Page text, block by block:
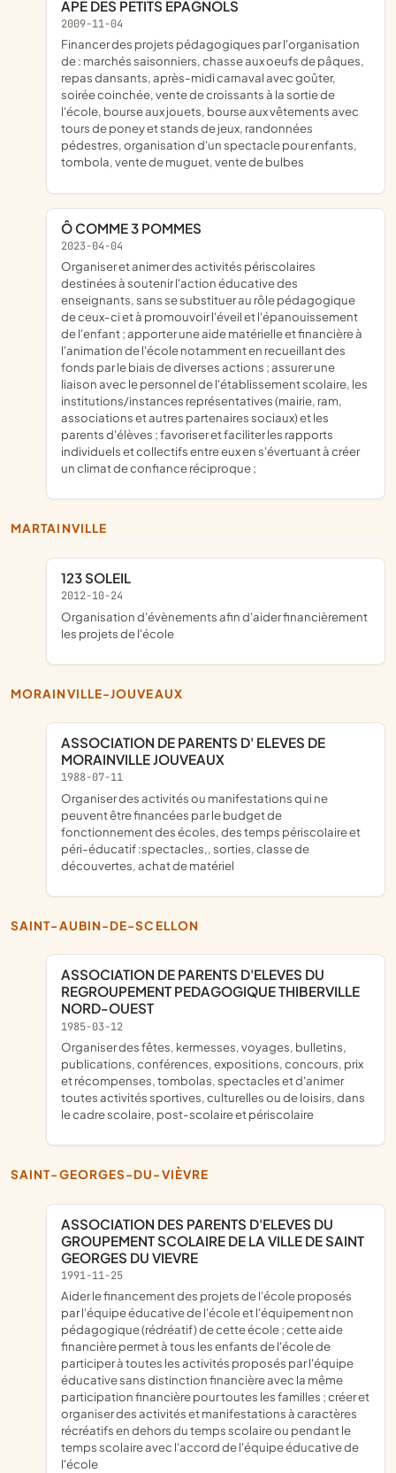
APE DES PETITS EPAGNOLS
2009-11-04
financer des projets pédagogiques par l'organisation
de : marchés saisonniers, chasse aux oeufs de pâques,
repas dansants, après-midi carnaval avec goûter,
soirée coinchée, vente de croissants à la sortie de
l'école, bourse aux jouets, bourse aux vêtements avec
tours de poney et stands de jeux, randonnées
pédestres, organisation d'un spectacle pour enfants,
tombola, vente de muguet, vente de bulbes
Ô COMME 3 POMMES
2023-04-04
organiser et animer des activités périscolaires
destinées à soutenir l'action éducative des
enseignants, sans se substituer au rôle pédagogique
de ceux-ci et à promouvoir l'éveil et l'épanouissement
de l'enfant ; apporter une aide matérielle et financière à
l'animation de l'école notamment en recueillant des
fonds par le biais de diverses actions ; assurer une
liaison avec le personnel de l'établissement scolaire, les
institutions/instances représentatives (mairie, ram,
associations et autres partenaires sociaux) et les
parents d'élèves ; favoriser et faciliter les rapports
individuels et collectifs entre eux en s'évertuant à créer
un climat de confiance réciproque ;
MARTAINVILLE
123 SOLEIL
2012-10-24
organisation d'évènements afin d'aider financièrement
les projets de l'école
MORAINVILLE-JOUVEAUX
ASSOCIATION DE PARENTS D' ELEVES DE
MORAINVILLE JOUVEAUX
1988-07-11
organiser des activités ou manifestations qui ne
peuvent être financées par le budget de
fonctionnement des écoles, des temps périscolaire et
péri-éducatif :spectacles,, sorties, classe de
découvertes, achat de matériel
SAINT-AUBIN-DE-SCELLON
ASSOCIATION DE PARENTS D'ELEVES DU
REGROUPEMENT PEDAGOGIQUE THIBERVILLE
NORD-OUEST
1985-03-12
organiser des fêtes, kermesses, voyages, bulletins,
publications, conférences, expositions, concours, prix
et récompenses, tombolas, spectacles et d'animer
toutes activités sportives, culturelles ou de loisirs, dans
le cadre scolaire, post-scolaire et périscolaire
SAINT-GEORGES-DU-VIÈVRE
ASSOCIATION DES PARENTS D'ELEVES DU
GROUPEMENT SCOLAIRE DE LA VILLE DE SAINT
GEORGES DU VIEVRE
1991-11-25
aider le financement des projets de l'école proposés
par l'équipe éducative de l'école et l'équipement non
pédagogique (rédréatif) de cette école ; cette aide
financière permet à tous les enfants de l'école de
participer à toutes les activités proposés par l'équipe
éducative sans distinction financière avec la même
participation financière pour toutes les familles ; créer et
organiser des activités et manifestations à caractères
récréatifs en dehors du temps scolaire ou pendant le
temps scolaire avec l'accord de l'équipe éducative de
l'école